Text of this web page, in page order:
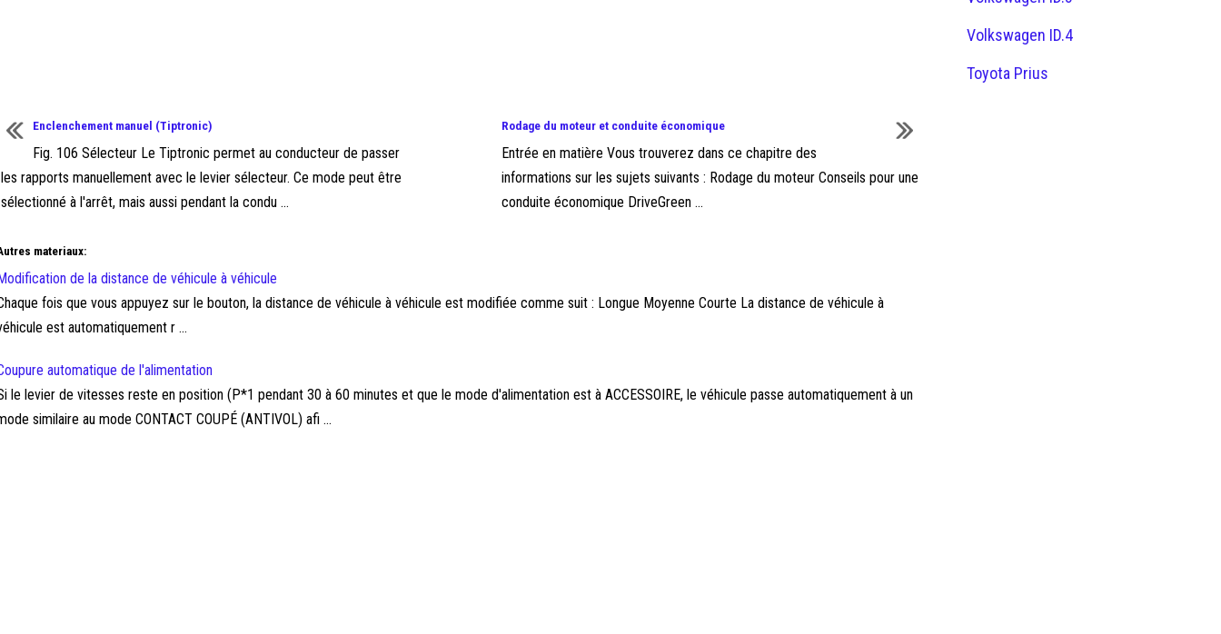
Enclenchement manuel (Tiptronic)
Fig. 106 Sélecteur Le Tiptronic permet au conducteur de passer
les rapports manuellement avec le levier sélecteur. Ce mode peut être
sélectionné à l'arrêt, mais aussi pendant la condu ...
Rodage du moteur et conduite économique
Entrée en matière Vous trouverez dans ce chapitre des
informations sur les sujets suivants : Rodage du moteur Conseils pour une
conduite économique DriveGreen ...
materiaux:
de la distance de véhicule à véhicule
fois que vous appuyez sur le bouton, la distance de véhicule à véhicule est modifiée comme suit : Longue Moyenne Courte La distance de véhicule à
est automatiquement r ...
automatique de l'alimentation
le levier de vitesses reste en position (P*1 pendant 30 à 60 minutes et que le mode d'alimentation est à ACCESSOIRE, le véhicule passe automatiquement à un
similaire au mode CONTACT COUPÉ (ANTIVOL) afi ...
Volkswagen ID.4
Toyota Prius